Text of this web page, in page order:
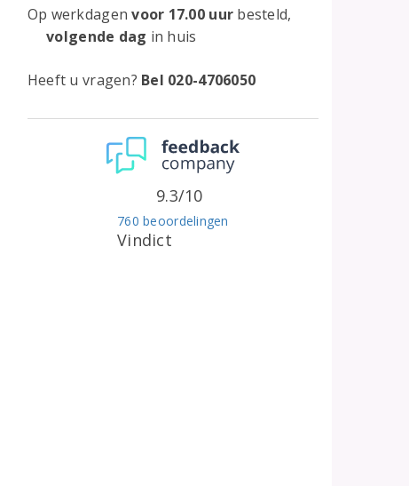
Op werkdagenvoor 17.00 uur besteld,
volgende dag in huis
Heeft u vragen? Bel 020-4706050
Vindict
760 beoordelingen
9.3/10